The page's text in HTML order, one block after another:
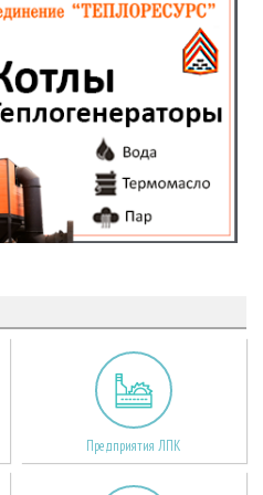
Предприятия ЛПК